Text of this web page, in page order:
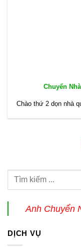
Chuyển
Chào thứ 2 dọn nhà
Anh Chuyển
DỊCH VỤ